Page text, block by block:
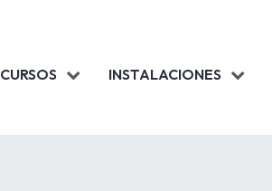
CURSOS INSTALACIONES